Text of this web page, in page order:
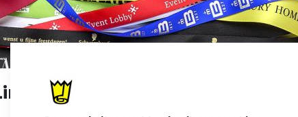
met klasse